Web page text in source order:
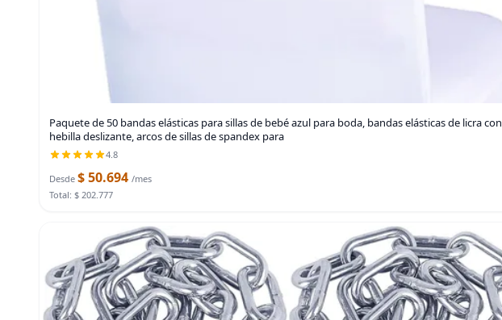
Paquete de 50 bandas elásticas para sillas de bebé azul para boda, bandas elásticas de licra con
hebilla deslizante, arcos de sillas de spandex para
4.8
Desde $ 50.694 /mes
Total: $ 202.777